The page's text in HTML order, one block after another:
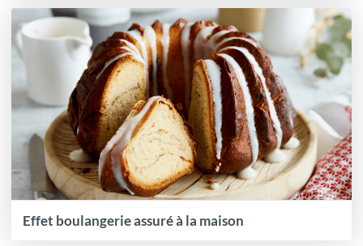
Effet boulangerie assuré à la maison